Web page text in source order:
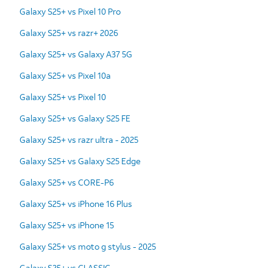
Galaxy S25+ vs Pixel 10 Pro
Galaxy S25+ vs razr+ 2026
Galaxy S25+ vs Galaxy A37 5G
Galaxy S25+ vs Pixel 10a
Galaxy S25+ vs Pixel 10
Galaxy S25+ vs Galaxy S25 FE
Galaxy S25+ vs razr ultra - 2025
Galaxy S25+ vs Galaxy S25 Edge
Galaxy S25+ vs CORE-P6
Galaxy S25+ vs iPhone 16 Plus
Galaxy S25+ vs iPhone 15
Galaxy S25+ vs moto g stylus - 2025